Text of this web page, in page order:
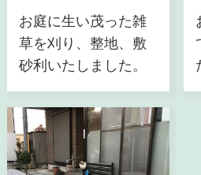
お庭に生い茂った雑
草を刈り、整地、敷
砂利いたしました。